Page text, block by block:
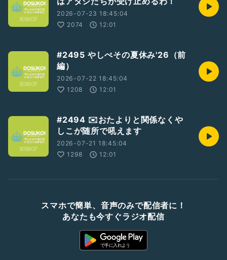
2026-07-23 18:45:04
2074
12:01
#2495 やしぺその夏休み'26（前
編）
2026-07-22 18:45:04
1208
12:01
#2494 ✉️おたよりと関係なくや
しこが随所で吼えます
2026-07-21 18:45:04
1298
12:01
スマホで簡単、音声のみで配信者に！
あなたも今すぐラジオ配信